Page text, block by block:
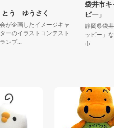
ゆうとう ゆうさく
児童会が企画したイメージキャ
ラクターのイラストコンテスト
でグランプ...
袋井
ピー」
静岡
ッピ